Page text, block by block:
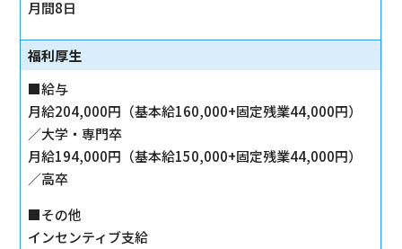
月間8日
福利厚生
■給与
月給204,000円（基本給160,000+固定残業44,000円）
／大学・専門卒
月給194,000円（基本給150,000+固定残業44,000円）
／高卒
■その他
インセンティブ支給